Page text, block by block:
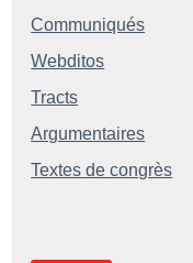
Communiqués
Webditos
Tracts
Argumentaires
Textes de congrès